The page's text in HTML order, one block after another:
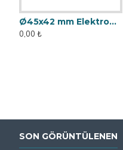
SON GÖRÜNTÜLENEN